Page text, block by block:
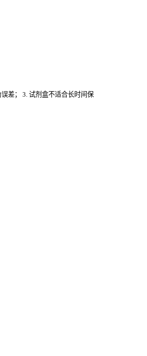
差； 3. 试剂盒不适合长时间保